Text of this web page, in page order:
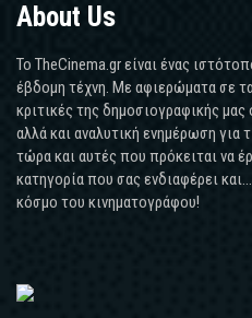
About Us
Το TheCinema.gr είναι ένας
έβδομη τέχνη. Με αφιερώματα σε
κριτικές της δημοσιογραφικής
αλλά και αναλυτική ενημέρωση για
τώρα και αυτές που πρόκειται να
κατηγορία που σας ενδιαφέρει
κόσμο του κινηματογράφου!